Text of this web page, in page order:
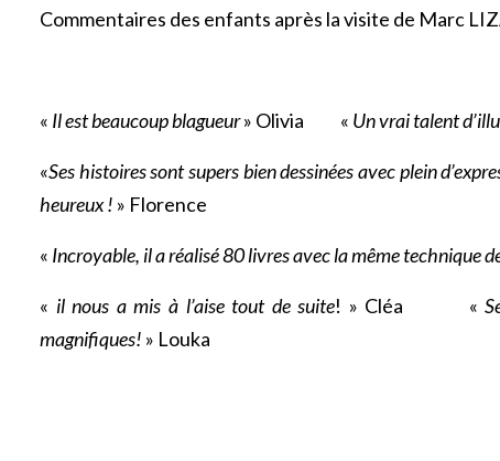
Commentaires des enfants après la visite de Marc
« Il est beaucoup blagueur» Olivia « Un vrai talent
«Ses histoires sont supers bien dessinées avec plein
heureux ! » Florence
« Incroyable, il a réalisé 80 livres avec la même technique
« il nous a mis à l’aise tout de suite! » Cléa «
magnifiques! » Louka